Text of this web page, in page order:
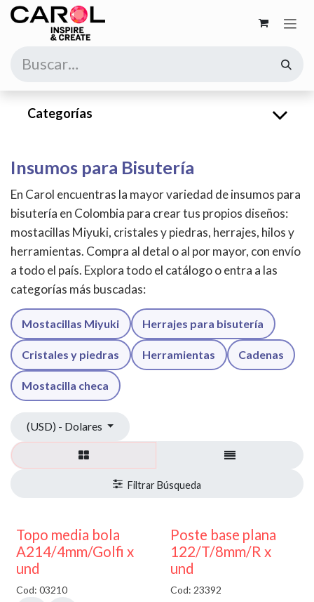
Ir al contenido
Categorías
Insumos para Bisutería
En Carol encuentras la mayor variedad de insumos para
bisutería en Colombia para crear tus propios diseños:
mostacillas Miyuki, cristales y piedras, herrajes, hilos y
herramientas. Compra al detal o al por mayor, con envío
a todo el país. Explora todo el catálogo o entra a las
categorías más buscadas:
Mostacillas Miyuki Herrajes para bisutería
Cristales y piedras Herramientas Cadenas
Mostacilla checa
(USD) - Dolares
40% DESCUENTO
Topo media bola
A214/4mm/Golfi x
und
Cod: 03210
Poste base plana
122/T/8mm/R x
und
Cod: 23392